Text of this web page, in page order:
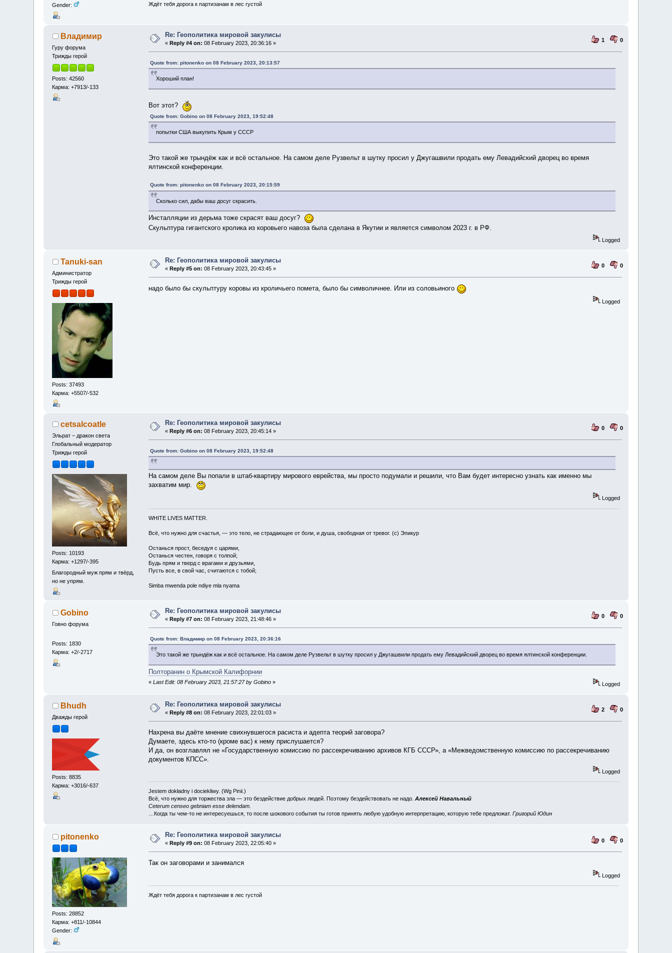
Gender:
Ждёт тебя дорога к партизанам в лес густой
Владимир
Гуру форума
Трижды герой
Posts: 42560
Карма: +7913/-133
Re: Геополитика мировой закулисы
« Reply #4 on: 08 February 2023, 20:36:16 » 1 0
Quote from: pitonenko on 08 February 2023, 20:13:57
Хороший план!
Вот этот?
Quote from: Gobino on 08 February 2023, 19:52:48
попытки США выкупить Крым у СССР
Это такой же трындёж как и всё остальное. На самом деле Рузвельт в шутку просил у Джугашвили продать ему Левадийский дворец во время
ялтинской конференции.
Quote from: pitonenko on 08 February 2023, 20:15:59
Сколько сил, дабы ваш досуг скрасить.
Инсталляции из дерьма тоже скрасят ваш досуг?
Скульптура гигантского кролика из коровьего навоза была сделана в Якутии и является символом 2023 г. в РФ.
Logged
Tanuki-san
Администратор
Трижды герой
Posts: 37493
Карма: +5507/-532
Re: Геополитика мировой закулисы
« Reply #5 on: 08 February 2023, 20:43:45 » 0 0
надо было бы скульптуру коровы из кроличьего помета, было бы символичнее. Или из соловьиного
Logged
cetsalcoatle
Эльрат – дракон света
Глобальный модератор
Трижды герой
Posts: 10193
Карма: +1297/-395
Благородный муж прям и твёрд,
но не упрям.
Re: Геополитика мировой закулисы
« Reply #6 on: 08 February 2023, 20:45:14 » 0 0
Quote from: Gobino on 08 February 2023, 19:52:48
На самом деле Вы попали в штаб-квартиру мирового еврейства, мы просто подумали и решили, что Вам будет интересно узнать как именно мы
захватим мир.
Logged
WHITE LIVES MATTER.
Всё, что нужно для счастья, — это тело, не страдающее от боли, и душа, свободная от тревог. (с) Эпикур
Останься прост, беседуя с царями,
Останься честен, говоря с толпой;
Будь прям и тверд с врагами и друзьями,
Пусть все, в свой час, считаются с тобой;
Simba mwenda pole ndiye mla nyama
Gobino
Говно форума
Posts: 1830
Карма: +2/-2717
Re: Геополитика мировой закулисы
« Reply #7 on: 08 February 2023, 21:48:46 » 0 0
Quote from: Владимир on 08 February 2023, 20:36:16
Это такой же трындёж как и всё остальное. На самом деле Рузвельт в шутку просил у Джугашвили продать ему Левадийский дворец во время ялтинской конференции.
Полторанин о Крымской Калифорнии
«Last Edit: 08 February 2023, 21:57:27 by Gobino » Logged
Bhudh
Дважды герой
Posts: 8835
Карма: +3016/-637
Re: Геополитика мировой закулисы
« Reply #8 on: 08 February 2023, 22:01:03 » 2 0
Нахрена вы даёте мнение свихнувшегося расиста и адепта теорий заговора?
Думаете, здесь кто-то (кроме вас) к нему прислушается?
И да, он возглавлял не «Государственную комиссию по рассекречиванию архивов КГБ СССР», а «Межведомственную комиссию по рассекречиванию
документов КПСС».
Logged
Jestem dokładny i dociekliwy. (Wg Pinii.)
Всё, что нужно для торжества зла — это бездействие добрых людей. Поэтому бездействовать не надо.Алексей Навальный
Ceterum censeo gebniam esse delendam.
…Когда ты чем-то не интересуешься, то после шокового события ты готов принять любую удобную интерпретацию, которую тебе предложат.Григорий Юдин
pitonenko
Posts: 28852
Карма: +811/-10844
Gender:
Re: Геополитика мировой закулисы
« Reply #9 on: 08 February 2023, 22:05:40 » 0 0
Так он заговорами и занимался
Logged
Ждёт тебя дорога к партизанам в лес густой